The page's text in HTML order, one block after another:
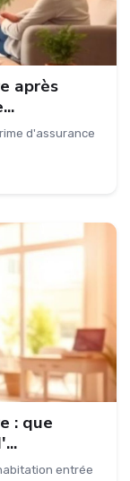
après
d'assurance
: que
entrée